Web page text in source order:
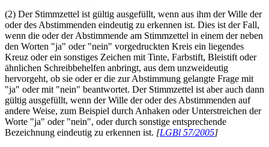
(2) Der Stimmzettel ist gültig ausgefüllt, wenn aus ihm der Wille der
oder des Abstimmenden eindeutig zu erkennen ist. Dies ist der Fall,
wenn die oder der Abstimmende am Stimmzettel in einem der neben
den Worten "ja" oder "nein" vorgedruckten Kreis ein liegendes
Kreuz oder ein sonstiges Zeichen mit Tinte, Farbstift, Bleistift oder
ähnlichen Schreibbehelfen anbringt, aus dem unzweideutig
hervorgeht, ob sie oder er die zur Abstimmung gelangte Frage mit
"ja" oder mit "nein" beantwortet. Der Stimmzettel ist aber auch dann
gültig ausgefüllt, wenn der Wille der oder des Abstimmenden auf
andere Weise, zum Beispiel durch Anhaken oder Unterstreichen der
Worte "ja" oder "nein", oder durch sonstige entsprechende
Bezeichnung eindeutig zu erkennen ist. [LGBl 57/2005]